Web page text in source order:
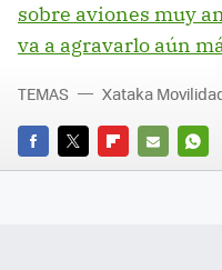
sobre aviones muy
va a agravarlo aún
FACEBOOK
TWITTERFLIPBOARD
E-
TEMAS Xataka